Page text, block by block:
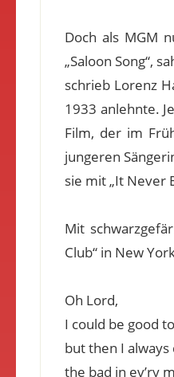
Doch als MGM
„Saloon Song“,
schrieb Lorenz
1933 anlehnte.
Film, der im
jungeren
sie mit „It Never
Mit
Club“ in New
Oh Lord,
I could be good
but then I always
the bad in ev’ry